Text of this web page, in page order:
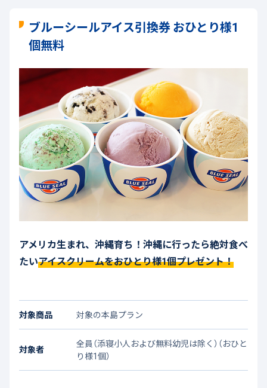
ブルーシールアイス引換券 おひとり様1
個無料
アメリカ生まれ、沖縄育ち！沖縄に行ったら絶対食べ
たいアイスクリームをおひとり様1個プレゼント！
対象商品 対象の本島プラン
対象者
全員（添寝小人および無料幼児は除く）（おひと
り様1個）